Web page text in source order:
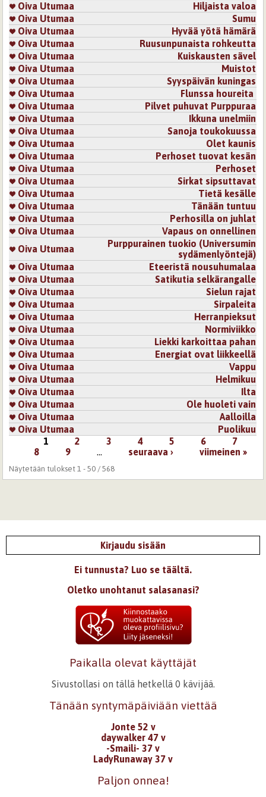
Oiva Utumaa
Hiljaista valoa
Oiva Utumaa
Sumu
Oiva Utumaa
Hyvää yötä hämärä
Oiva Utumaa
Ruusunpunaista rohkeutta
Oiva Utumaa
Kuiskausten sävel
Oiva Utumaa
Muistot
Oiva Utumaa
Syyspäivän kuningas
Oiva Utumaa
Flunssa houreita
Oiva Utumaa
Pilvet puhuvat Purppuraa
Oiva Utumaa
Ikkuna unelmiin
Oiva Utumaa
Sanoja toukokuussa
Oiva Utumaa
Olet kaunis
Oiva Utumaa
Perhoset tuovat kesän
Oiva Utumaa
Perhoset
Oiva Utumaa
Sirkat sipsuttavat
Oiva Utumaa
Tietä kesälle
Oiva Utumaa
Tänään tuntuu
Oiva Utumaa
Perhosilla on juhlat
Oiva Utumaa
Vapaus on onnellinen
Oiva Utumaa
Purppurainen tuokio (Universumin
sydämenlyöntejä)
Oiva Utumaa
Eteeristä nousuhumalaa
Oiva Utumaa
Satikutia selkärangalle
Oiva Utumaa
Sielun rajat
Oiva Utumaa
Sirpaleita
Oiva Utumaa
Herranpieksut
Oiva Utumaa
Normiviikko
Oiva Utumaa
Liekki karkoittaa pahan
Oiva Utumaa
Energiat ovat liikkeellä
Oiva Utumaa
Vappu
Oiva Utumaa
Helmikuu
Oiva Utumaa
Ilta
Oiva Utumaa
Ole huoleti vain
Oiva Utumaa
Aalloilla
Oiva Utumaa
Puolikuu
1 2 3 4 5 6
7
8
9 … seuraava › viimeinen »
Näytetään tulokset 1 - 50 / 568
Kirjaudu sisään
Ei tunnusta? Luo se täältä.
Oletko unohtanut salasanasi?
Paikalla olevat käyttäjät
Sivustollasi on tällä hetkellä 0 kävijää.
Tänään syntymäpäiviään viettää
Jonte 52 v
daywalker 47 v
-Smaili- 37 v
LadyRunaway 37 v
Paljon onnea!